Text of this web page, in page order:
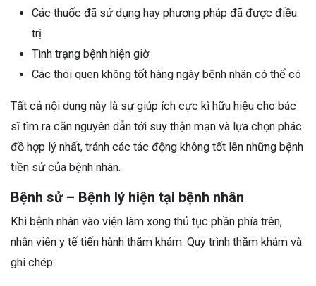
Các thuốc đã sử dụng hay phương pháp đã được điều
trị
Tình trạng bệnh hiện giờ
Các thói quen không tốt hàng ngày bệnh nhân có thể có
Tất cả nội dung này là sự giúp ích cực kì hữu hiệu cho bác
sĩ tìm ra căn nguyên dẫn tới suy thận mạn và lựa chọn phác
đồ hợp lý nhất, tránh các tác động không tốt lên những bệnh
tiền sử của bệnh nhân.
Bệnh sử – Bệnh lý hiện tại bệnh nhân
Khi bệnh nhân vào viện làm xong thủ tục phần phía trên,
nhân viên y tế tiến hành thăm khám. Quy trình thăm khám và
ghi chép: